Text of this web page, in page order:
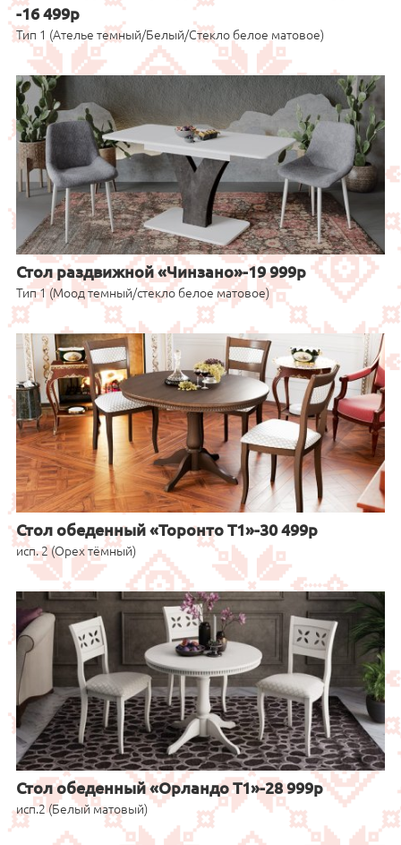
-16 499р
Тип 1 (Ателье темный/Белый/Стекло белое матовое)
Стол раздвижной «Чинзано»-19 999р
Тип 1 (Моод темный/стекло белое матовое)
Стол обеденный «Торонто Т1»-30 499р
исп. 2 (Орех тёмный)
Стол обеденный «Орландо Т1»-28 999р
исп.2 (Белый матовый)